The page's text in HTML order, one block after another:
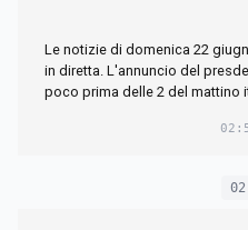
Le notizie di domenica 22
in diretta. L'annuncio del
poco prima delle 2 del mattino